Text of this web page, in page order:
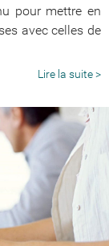
pour mettre en
avec celles de
Lire la suite >